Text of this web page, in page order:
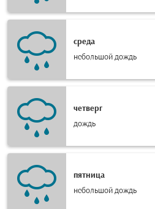
среда
небольшой дождь
четверг
дождь
пятница
небольшой дождь